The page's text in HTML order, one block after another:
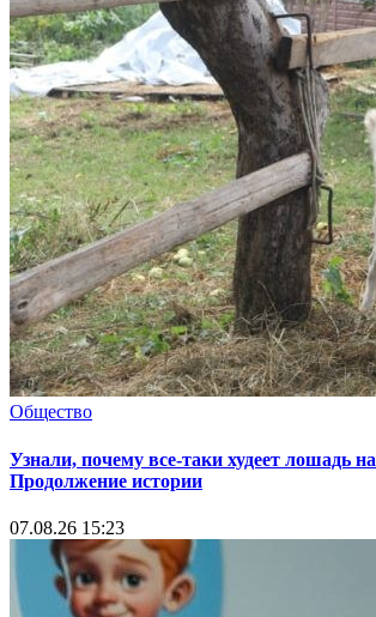
Общество
Узнали, почему все-таки худеет лошадь
Продолжение истории
07.08.26 15:23